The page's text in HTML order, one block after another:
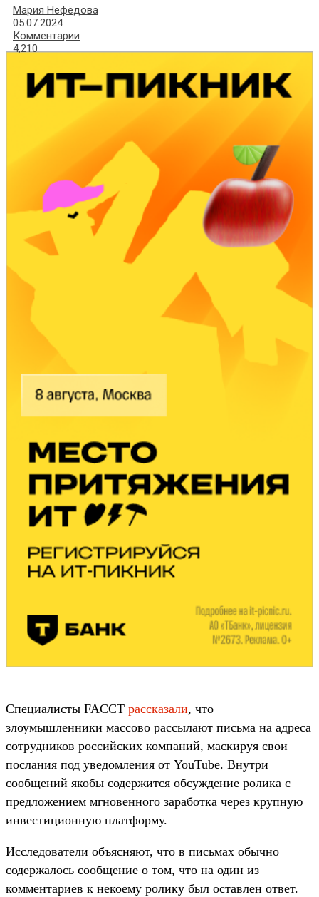
Мария Нефёдова
05.07.2024
Комментарии
4,210
Специалисты FACCT рассказали, что
злоумышленники массово рассылают письма на адреса
сотрудников российских компаний, маскируя свои
послания под уведомления от YouTube. Внутри
сообщений якобы содержится обсуждение ролика с
предложением мгновенного заработка через крупную
инвестиционную платформу.
Исследователи объясняют, что в письмах обычно
cодержалось сообщение о том, что на один из
комментариев к некоему ролику был оставлен ответ.